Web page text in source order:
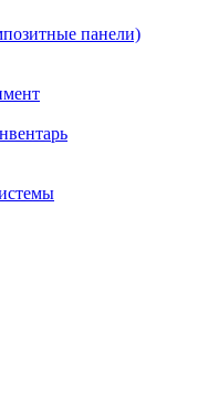
панели)